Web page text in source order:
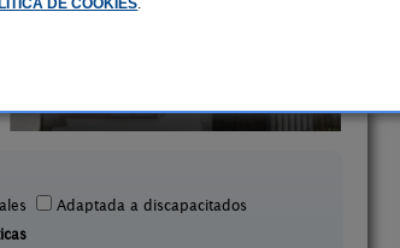
Adaptada a discapacitados
DE COOKIES.